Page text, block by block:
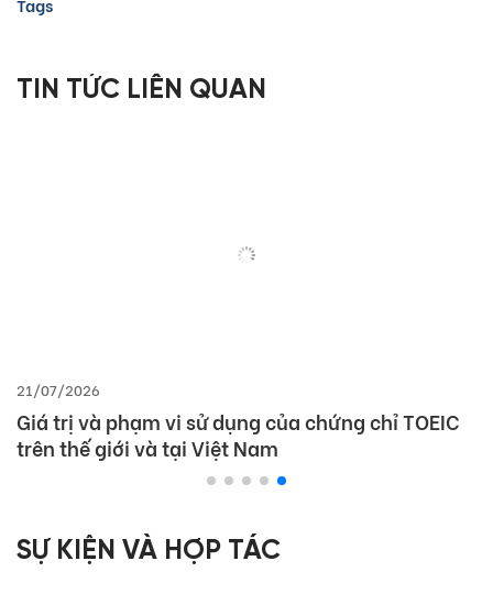
TIN TỨC LIÊN QUAN
21/07/2026
Giá trị và phạm vi sử dụng của chứng chỉ TOEIC
trên thế giới và tại Việt Nam
SỰ KIỆN VÀ HỢP TÁC